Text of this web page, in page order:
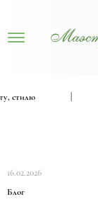
16.02.2026
Блог